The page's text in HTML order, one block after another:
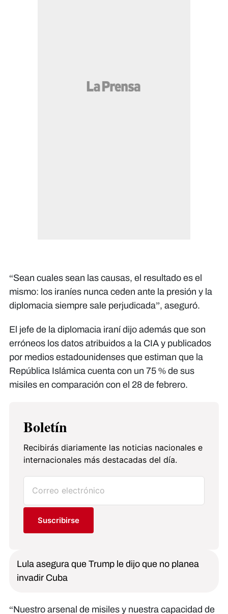
“Sean cuales sean las causas, el resultado es el
mismo: los iraníes nunca ceden ante la presión y la
diplomacia siempre sale perjudicada”, aseguró.
El jefe de la diplomacia iraní dijo además que son
erróneos los datos atribuidos a la CIA y publicados
por medios estadounidenses que estiman que la
República Islámica cuenta con un 75 % de sus
misiles en comparación con el 28 de febrero.
Boletín
Recibirás diariamente las noticias nacionales e
internacionales más destacadas del día.
Suscribirse
Lula asegura que Trump le dijo que no planea
invadir Cuba
“Nuestro arsenal de misiles y nuestra capacidad de